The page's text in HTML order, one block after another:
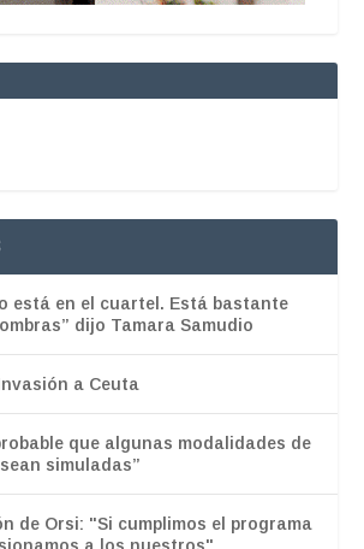
está en el cuartel. Está bastante
dijo Tamara Samudio
a Ceuta
que algunas modalidades de
simuladas”
de Orsi: "Si cumplimos el programa